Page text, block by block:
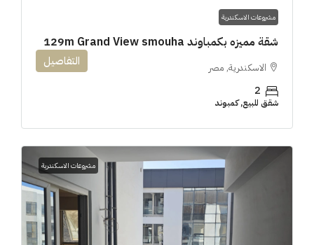
مشروعات الاسكندرية
شقة مميزه بكمباوند 129m Grand View smouha
الاسكندرية, مصر
2
شقق للبيع, كمبوند
التفاصيل
مشروعات الاسكندرية